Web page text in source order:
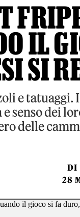
IL
SI
e
senso dei
delle
DI
28